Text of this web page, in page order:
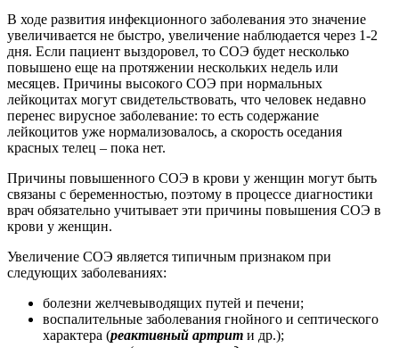
В ходе развития инфекционного заболевания это значение
увеличивается не быстро, увеличение наблюдается через 1-2
дня. Если пациент выздоровел, то СОЭ будет несколько
повышено еще на протяжении нескольких недель или
месяцев. Причины высокого СОЭ при нормальных
лейкоцитах могут свидетельствовать, что человек недавно
перенес вирусное заболевание: то есть содержание
лейкоцитов уже нормализовалось, а скорость оседания
красных телец – пока нет.
Причины повышенного СОЭ в крови у женщин могут быть
связаны с беременностью, поэтому в процессе диагностики
врач обязательно учитывает эти причины повышения СОЭ в
крови у женщин.
Увеличение СОЭ является типичным признаком при
следующих заболеваниях:
болезни желчевыводящих путей и печени;
воспалительные заболевания гнойного и септического
характера (реактивный артрит и др.);